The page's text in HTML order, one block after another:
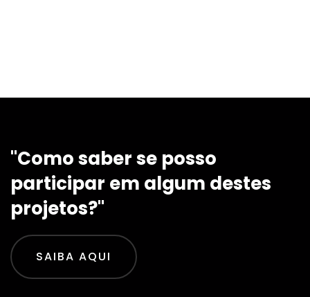
"Como saber se posso
participar em algum destes
projetos?"
SAIBA AQUI